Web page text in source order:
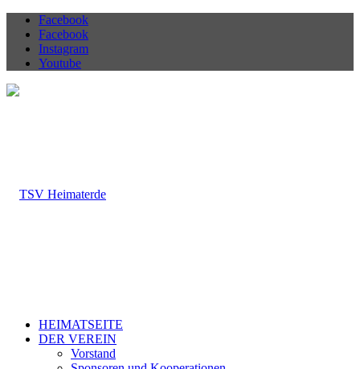
Facebook
Facebook
Instagram
Youtube
HEIMATSEITE
DER VEREIN
Vorstand